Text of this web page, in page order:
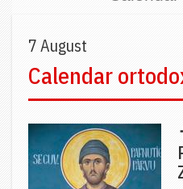
7 August
Calendar